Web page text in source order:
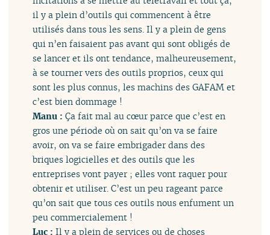
il y a plein d’outils qui commencent à être
utilisés dans tous les sens. Il y a plein de gens
qui n’en faisaient pas avant qui sont obligés de
se lancer et ils ont tendance, malheureusement,
à se tourner vers des outils proprios, ceux qui
sont les plus connus, les machins des GAFAM et
c’est bien dommage !
Manu :Ça fait mal au cœur parce que c’est en
gros une période où on sait qu’on va se faire
avoir, on va se faire embrigader dans des
briques logicielles et des outils que les
entreprises vont payer ; elles vont raquer pour
obtenir et utiliser. C’est un peu rageant parce
qu’on sait que tous ces outils nous enfument un
peu commercialement !
Luc :Il y a plein de services ou de choses